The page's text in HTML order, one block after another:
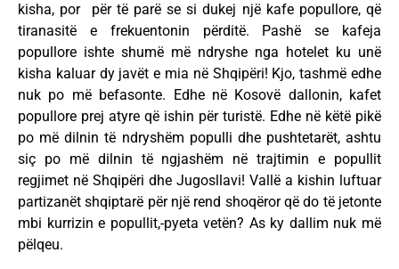
kisha, por për të parë se si dukej një kafe popullore, që
tiranasitë e frekuentonin përditë. Pashë se kafeja
popullore ishte shumë më ndryshe nga hotelet ku unë
kisha kaluar dy javët e mia në Shqipëri! Kjo, tashmë edhe
nuk po më befasonte. Edhe në Kosovë dallonin, kafet
popullore prej atyre që ishin për turistë. Edhe në këtë pikë
po më dilnin të ndryshëm populli dhe pushtetarët, ashtu
siç po më dilnin të ngjashëm në trajtimin e popullit
regjimet në Shqipëri dhe Jugosllavi! Vallë a kishin luftuar
partizanët shqiptarë për një rend shoqëror që do të jetonte
mbi kurrizin e popullit,-pyeta vetën? As ky dallim nuk më
pëlqeu.